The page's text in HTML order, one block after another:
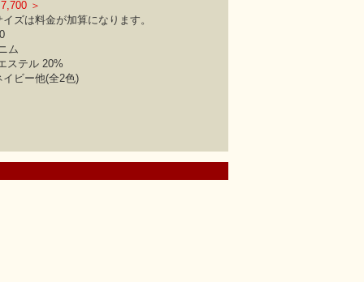
＞
ズは料金が加算になります。
ム
ステル 20%
ビー他(全2色)